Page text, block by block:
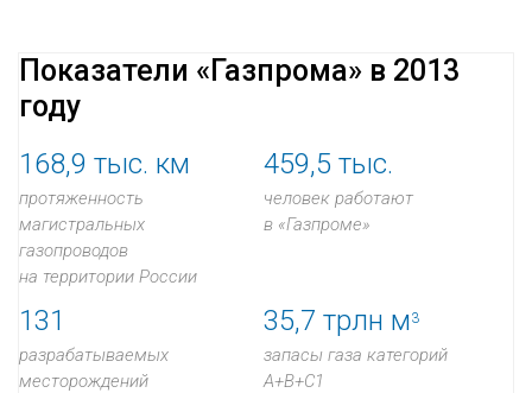
Показатели «Газпрома» в 2013
году
168,9 тыс. км
протяженность
магистральных
газопроводов
на территории России
459,5 тыс.
человек работают
в «Газпроме»
131
разрабатываемых
месторождений
35,7 трлн м3
запасы газа категорий
A+B+C1